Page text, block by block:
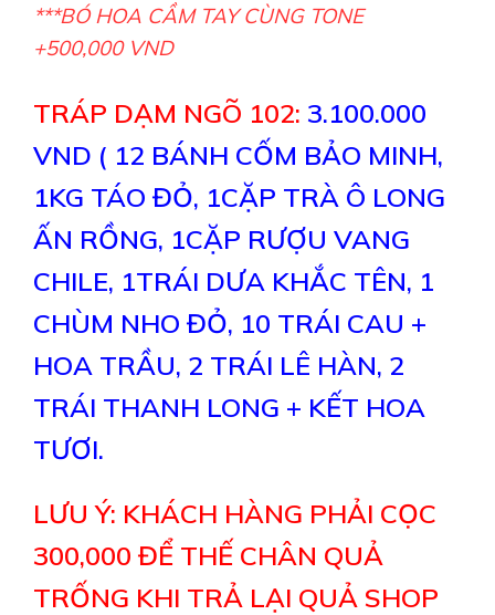
***BÓ HOA CẦM TAY CÙNG TONE
+500,000 VND
TRÁP DẠM NGÕ 102: 3.100.000
VND ( 12 BÁNH CỐM BẢO MINH,
1KG TÁO ĐỎ, 1CẶP TRÀ Ô LONG
ẤN RỒNG, 1CẶP RƯỢU VANG
CHILE, 1TRÁI DƯA KHẮC TÊN, 1
CHÙM NHO ĐỎ, 10 TRÁI CAU +
HOA TRẦU, 2 TRÁI LÊ HÀN, 2
TRÁI THANH LONG + KẾT HOA
TƯƠI.
LƯU Ý: KHÁCH HÀNG PHẢI CỌC
300,000 ĐỂ THẾ CHÂN QUẢ
TRỐNG KHI TRẢ LẠI QUẢ SHOP